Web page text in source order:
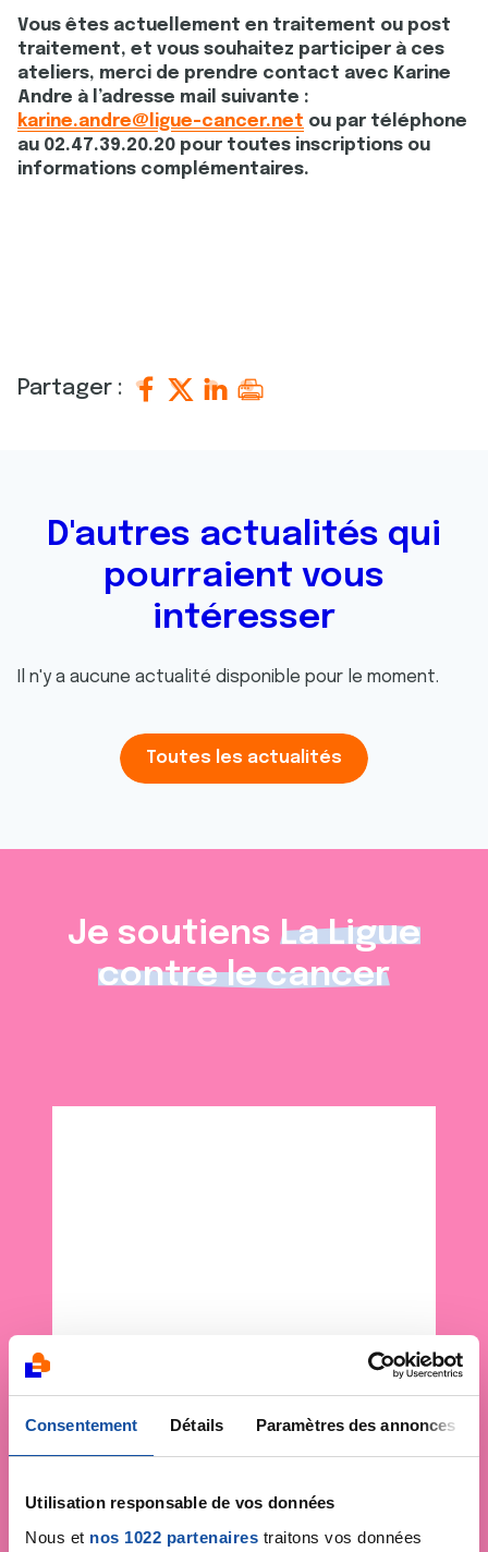
Consentement Détails Paramètres des annonces
Utilisation responsable de vos données
Nous et nos 1022 partenaires traitons vos données
Vous êtes actuellement en traitement ou post
traitement, et vous souhaitez participer à ces
ateliers, merci de prendre contact avec Karine
Andre à l’adresse mail suivante :
karine.andre@ligue-cancer.net ou par téléphone
au 02.47.39.20.20 pour toutes inscriptions ou
informations complémentaires.
Partager :
D'autres actualités qui
pourraient vous
intéresser
Il n'y a aucune actualité disponible pour le moment.
Toutes les actualités
Je soutiens La Ligue
contre le cancer